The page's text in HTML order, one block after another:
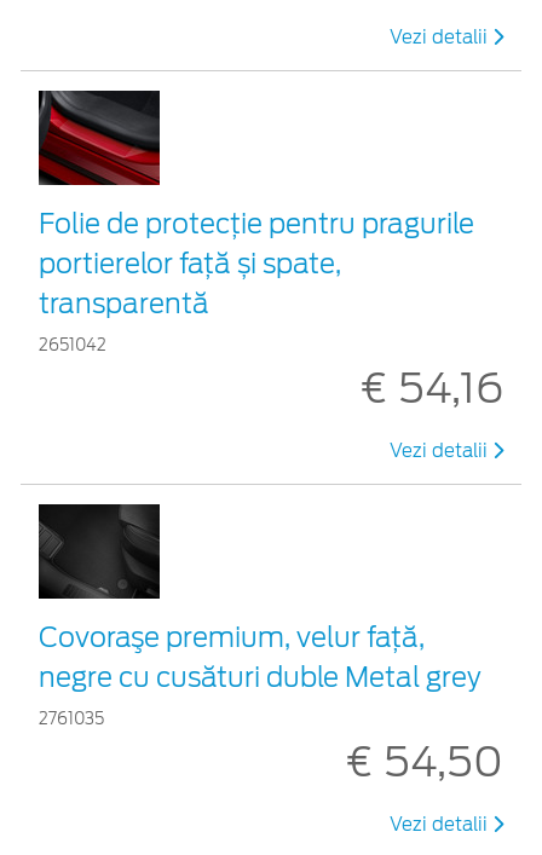
Vezi detalii
Folie de protecție pentru pragurile
portierelor față și spate,
transparentă
2651042
€ 54,16
Vezi detalii
Covoraşe premium, velur față,
negre cu cusături duble Metal grey
2761035
€ 54,50
Vezi detalii